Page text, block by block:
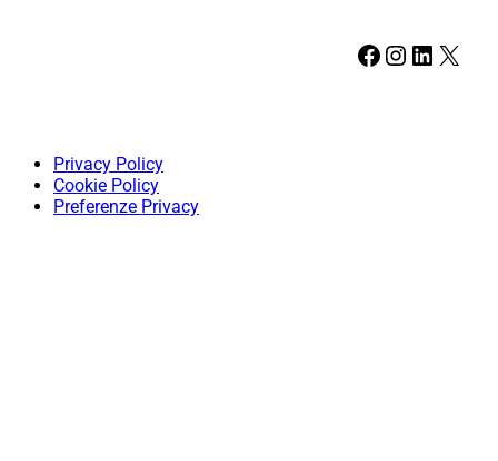
Facebook Instagram LinkedIn X
Privacy Policy
Cookie Policy
Preferenze Privacy